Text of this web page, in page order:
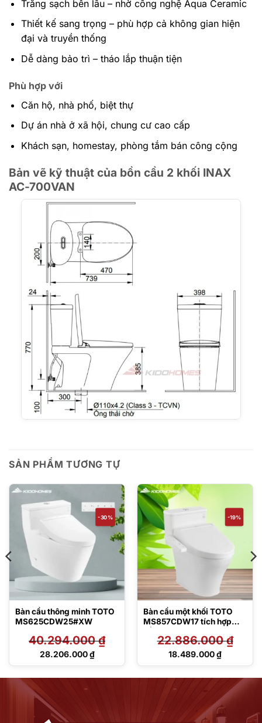
Trắng sạch bền lâu – nhờ công nghệ Aqua Ceramic
Thiết kế sang trọng – phù hợp cả không gian hiện
đại và truyền thống
Dễ dàng bảo trì – tháo lắp thuận tiện
Phù hợp với
Căn hộ, nhà phố, biệt thự
Dự án nhà ở xã hội, chung cư cao cấp
Khách sạn, homestay, phòng tắm bán công cộng
Bản vẽ kỹ thuật của bồn cầu 2 khối INAX
AC-700VAN
SẢN PHẨM TƯƠNG TỰ
-30%
Bàn cầu thông minh TOTO
MS625CDW25#XW
40.294.000₫
Giá
28.206.000₫
Giá
-19%
Bàn cầu một khối TOTO
MS857CDW17 tích hợp
C2 – TCF23460AAA
22.886.000₫
Giá
22.886.000 ₫.
18.489.000₫
Giá
18.489.000 ₫.